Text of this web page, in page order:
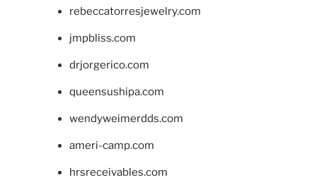
rebeccatorresjewelry.com
jmpbliss.com
drjorgerico.com
queensushipa.com
wendyweimerdds.com
ameri-camp.com
hrsreceivables.com